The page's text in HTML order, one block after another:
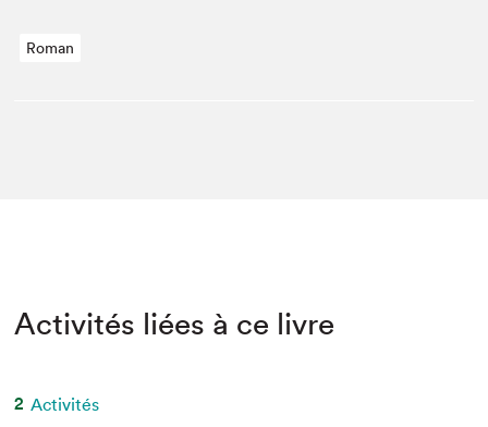
Roman
Activités liées à ce livre
2 Activités